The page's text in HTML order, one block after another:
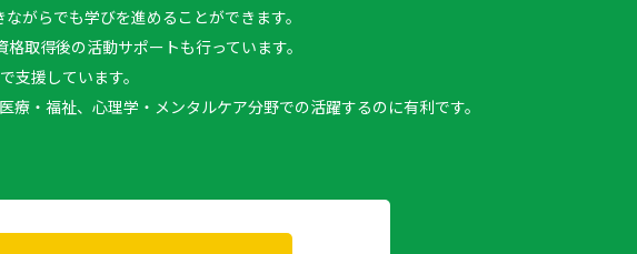
がらでも学びを進めることができます。
取得後の活動サポートも行っています。
支援しています。
・福祉、心理学・メンタルケア分野での活躍するのに有利です。